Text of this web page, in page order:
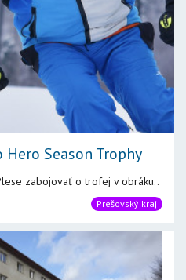
Season Trophy
zabojovať o trofej v obráku..
Prešovský kraj